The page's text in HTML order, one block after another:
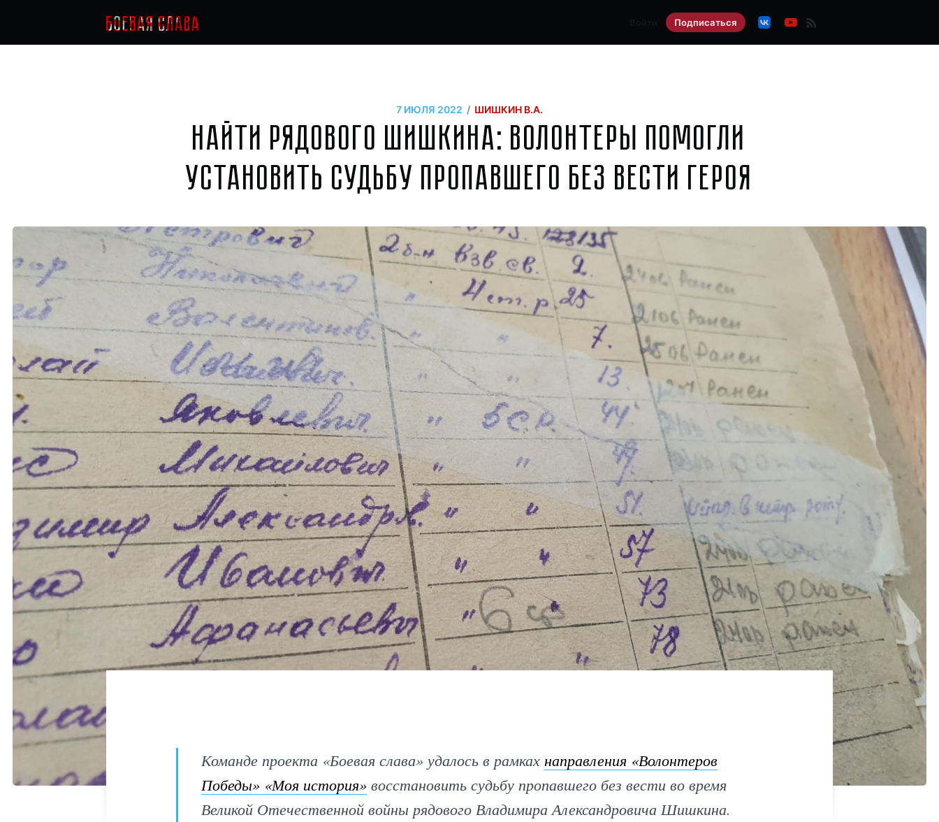
Подписаться
7 ИЮЛЯ 2022 / ШИШКИН В.А.
Найти рядового Шишкина: волонтеры помогли
установить судьбу пропавшего без вести героя
Команде проекта «Боевая слава» удалось в рамках направления «Волонтеров
Победы» «Моя история» восстановить судьбу пропавшего без вести во время
Великой Отечественной войны рядового Владимира Александровича Шишкина.